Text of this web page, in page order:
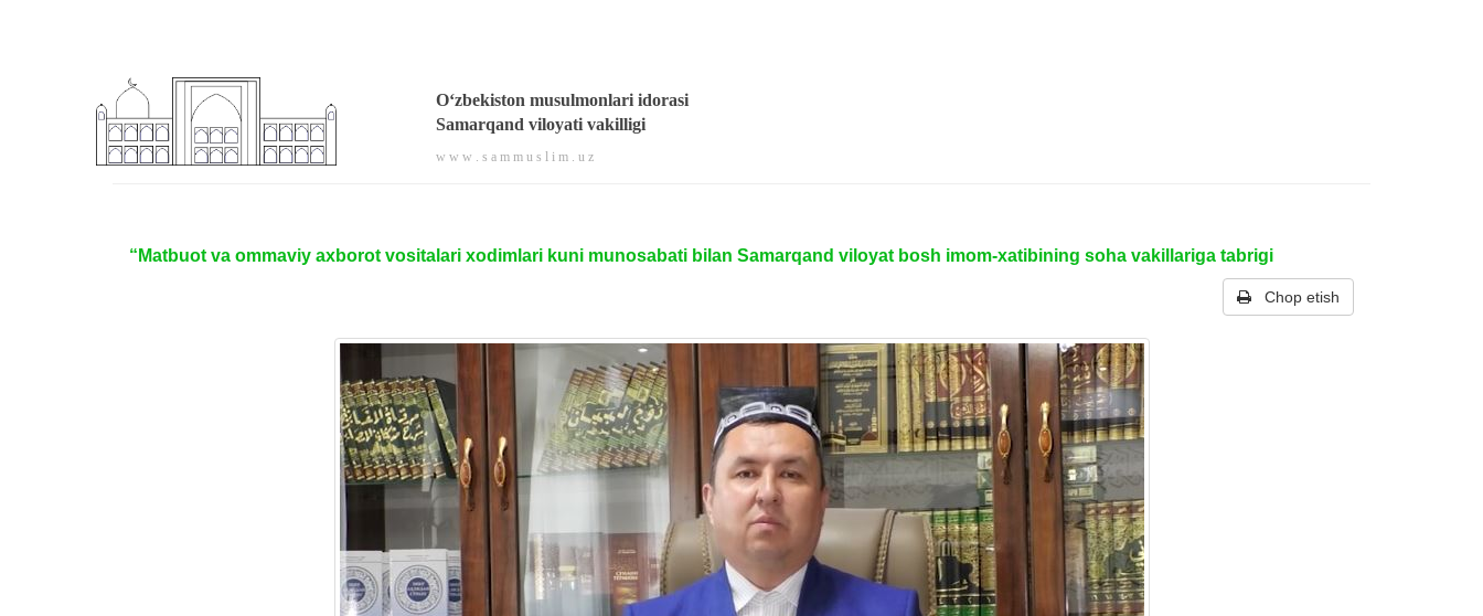
O‘zbekiston musulmonlari idorasi
Samarqand viloyati vakilligi
w w w . s a m m u s l i m . u z
“Matbuot va ommaviy axborot vositalari xodimlari kuni munosabati bilan Samarqand viloyat bosh imom-xatibining soha vakillariga tabrigi
Chop etish